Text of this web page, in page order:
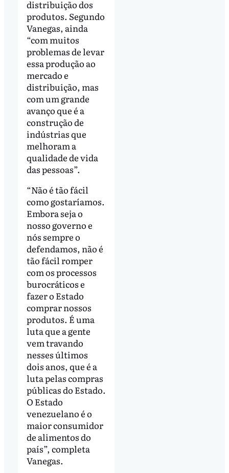
distribuição dos
produtos. Segundo
Vanegas, ainda
“com muitos
problemas de levar
essa produção ao
mercado e
distribuição, mas
com um grande
avanço que é a
construção de
indústrias que
melhoram a
qualidade de vida
das pessoas”.
“Não é tão fácil
como gostaríamos.
Embora seja o
nosso governo e
nós sempre o
defendamos, não é
tão fácil romper
com os processos
burocráticos e
fazer o Estado
comprar nossos
produtos. É uma
luta que a gente
vem travando
nesses últimos
dois anos, que é a
luta pelas compras
públicas do Estado.
O Estado
venezuelano é o
maior consumidor
de alimentos do
país”, completa
Vanegas.